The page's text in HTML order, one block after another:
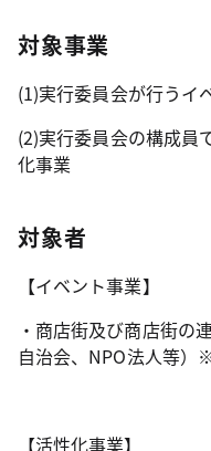
対象事業
(1)実行委員会が行うイ
(2)実行委員会の構成員
化事業
対象者
【イベント事業】
・商店街及び商店街の
自治会、NPO法人等
【活性化事業】